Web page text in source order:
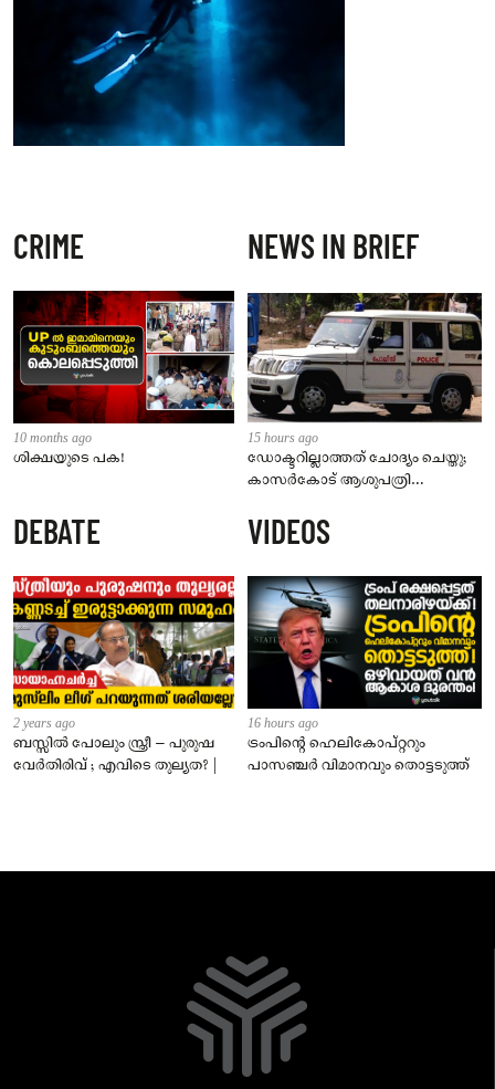
CRIME
10 months ago
ശിക്ഷയുടെ പക!
NEWS IN BRIEF
15 hours ago
ഡോക്ടറില്ലാത്തത് ചോദ്യം ചെയ്തു;
കാസർകോട് ആശുപത്രി
നാട്ടുകാർക്കെതിരെ കേസ്
DEBATE
2 years ago
ബസ്സിൽ പോലും സ്ത്രീ – പുരുഷ
വേർതിരിവ് ; എവിടെ തുല്യത? |
VIDEOS
16 hours ago
ട്രംപിന്റെ ഹെലികോപ്റ്ററും
പാസഞ്ചര്‍ വിമാനവും തൊട്ടടുത്ത്